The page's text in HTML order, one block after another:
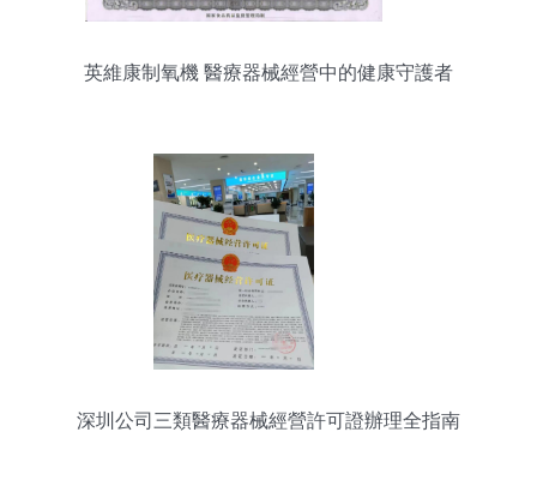
英維康制氧機 醫療器械經營中的健康守護者
深圳公司三類醫療器械經營許可證辦理全指南